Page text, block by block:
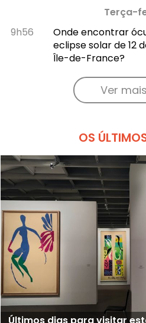
Terça-
9h56
Onde encontrar
eclipse solar de 12
Île-de-France?
Ver mais
OS
Últimos dias para visitar